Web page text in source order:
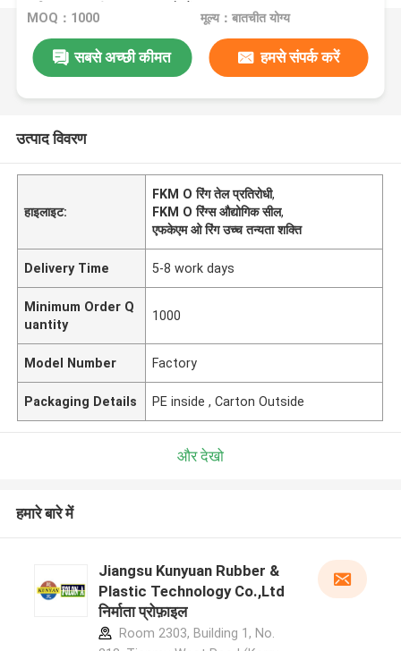
शक्ति 14 एमपीए प्रदान करते हैं
MOQ：1000 मूल्य：बातचीत योग्य
सबसे अच्छी कीमत हमसे संपर्क करें
उत्पाद विवरण
हाइलाइट:
FKM O रिंग तेल प्रतिरोधी,
FKM O रिंग्स औद्योगिक सील,
एफकेएम ओ रिंग उच्च तन्यता शक्ति
Delivery Time 5-8 work days
Minimum Order Q
uantity
1000
Model Number Factory
Packaging Details PE inside , Carton Outside
और देखो
हमारे बारे में
Jiangsu Kunyuan Rubber &
Plastic Technology Co.,Ltd
निर्माता प्रोफ़ाइल
Room 2303, Building 1, No.